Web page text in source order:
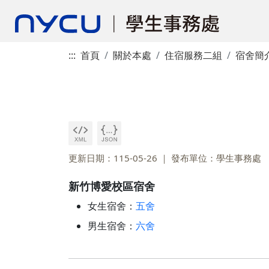
::: 首頁 關於本處 住宿服務二組 宿舍簡
更新日期：115-05-26 發布單位：學生事務處
新竹博愛校區宿舍
女生宿舍： 五舍
男生宿舍： 六舍